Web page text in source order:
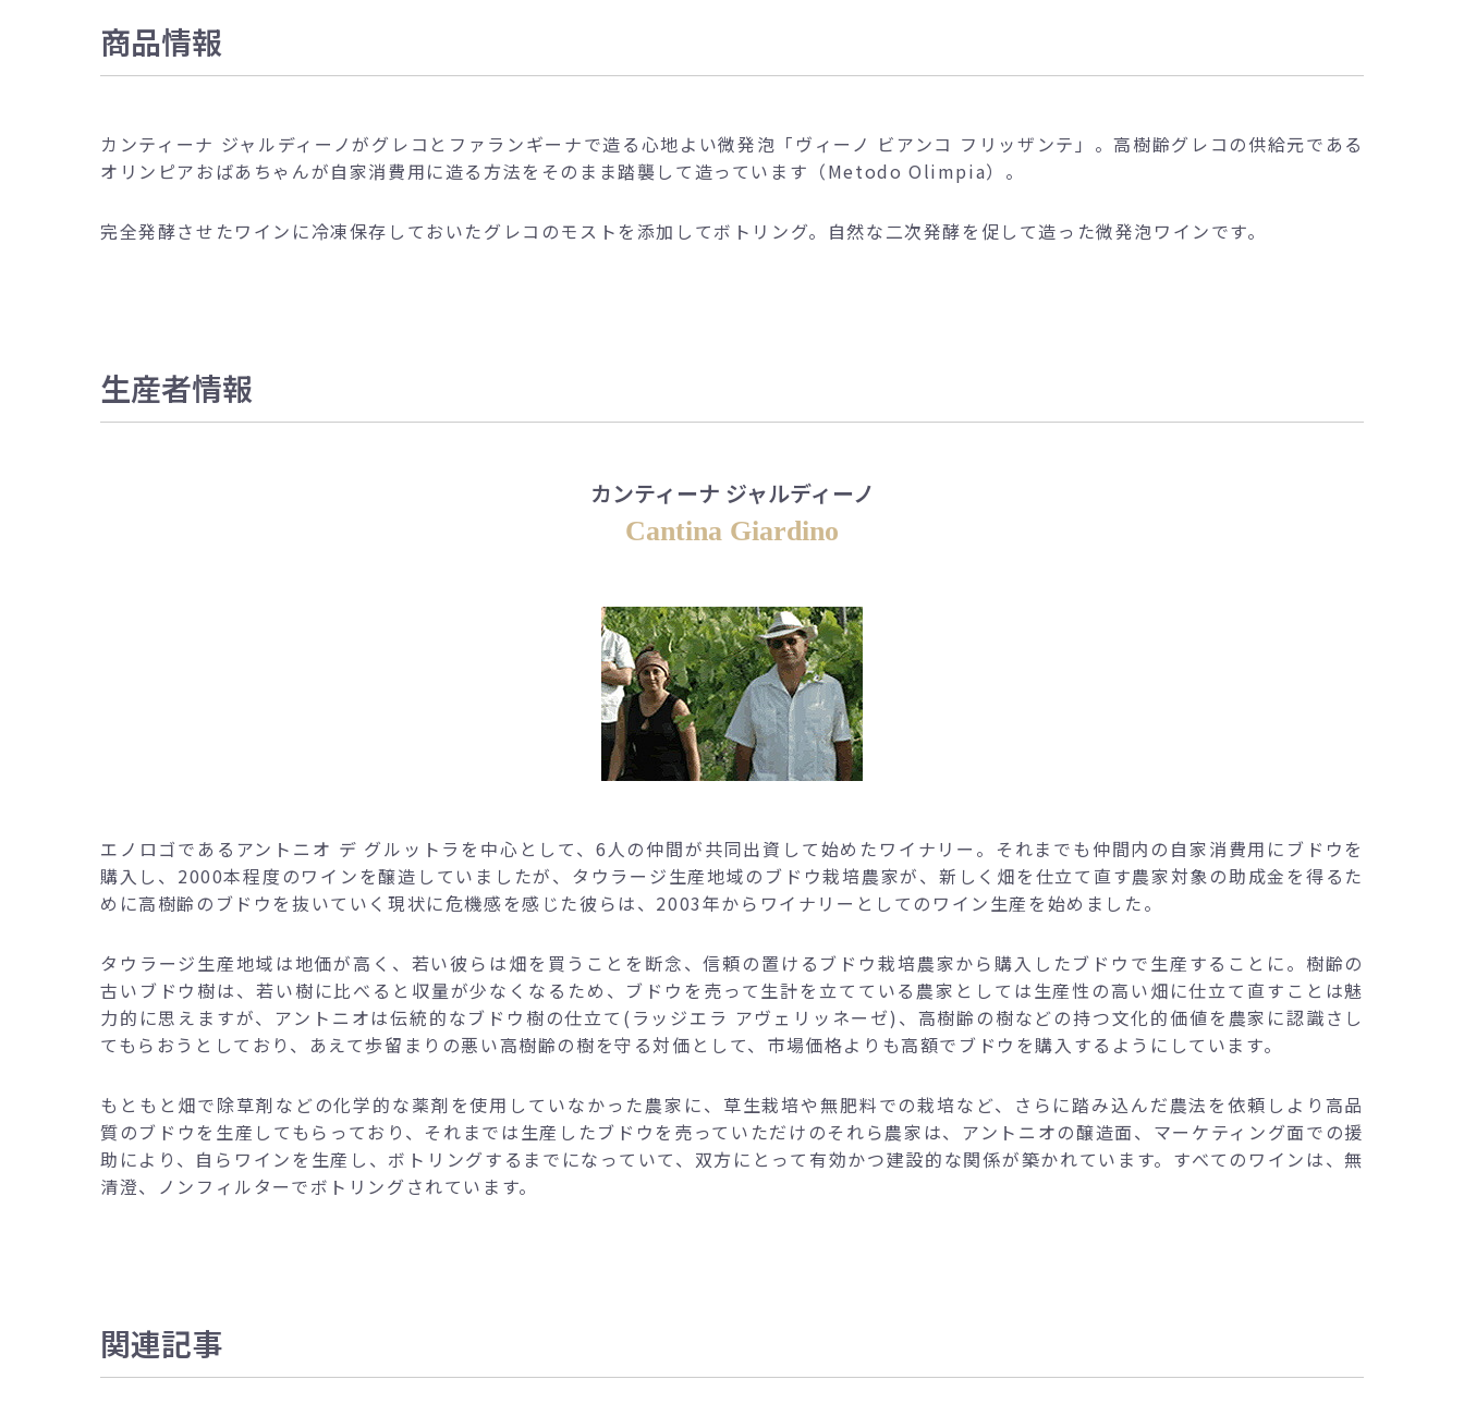
商品情報
カンティーナ ジャルディーノがグレコとファランギーナで造る心地よい微発泡「ヴィーノ ビアンコ フリッザンテ」。高樹齢グレコの供給元である
オリンピアおばあちゃんが自家消費用に造る方法をそのまま踏襲して造っています（Metodo Olimpia）。
完全発酵させたワインに冷凍保存しておいたグレコのモストを添加してボトリング。自然な二次発酵を促して造った微発泡ワインです。
生産者情報
カンティーナ ジャルディーノ
Cantina Giardino
エノロゴであるアントニオ デ グルットラを中心として、6人の仲間が共同出資して始めたワイナリー。それまでも仲間内の自家消費用にブドウを
購入し、2000本程度のワインを醸造していましたが、タウラージ生産地域のブドウ栽培農家が、新しく畑を仕立て直す農家対象の助成金を得るた
めに高樹齢のブドウを抜いていく現状に危機感を感じた彼らは、2003年からワイナリーとしてのワイン生産を始めました。
タウラージ生産地域は地価が高く、若い彼らは畑を買うことを断念、信頼の置けるブドウ栽培農家から購入したブドウで生産することに。樹齢の
古いブドウ樹は、若い樹に比べると収量が少なくなるため、ブドウを売って生計を立てている農家としては生産性の高い畑に仕立て直すことは魅
力的に思えますが、アントニオは伝統的なブドウ樹の仕立て(ラッジエラ アヴェリッネーゼ)、高樹齢の樹などの持つ文化的価値を農家に認識さし
てもらおうとしており、あえて歩留まりの悪い高樹齢の樹を守る対価として、市場価格よりも高額でブドウを購入するようにしています。
もともと畑で除草剤などの化学的な薬剤を使用していなかった農家に、草生栽培や無肥料での栽培など、さらに踏み込んだ農法を依頼しより高品
質のブドウを生産してもらっており、それまでは生産したブドウを売っていただけのそれら農家は、アントニオの醸造面、マーケティング面での援
助により、自らワインを生産し、ボトリングするまでになっていて、双方にとって有効かつ建設的な関係が築かれています。すべてのワインは、無
清澄、ノンフィルターでボトリングされています。
関連記事